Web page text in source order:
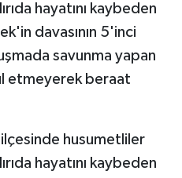
hayatını kaybeden
davasının 5'inci
savunma yapan
etmeyerek beraat
husumetliler
hayatını kaybeden